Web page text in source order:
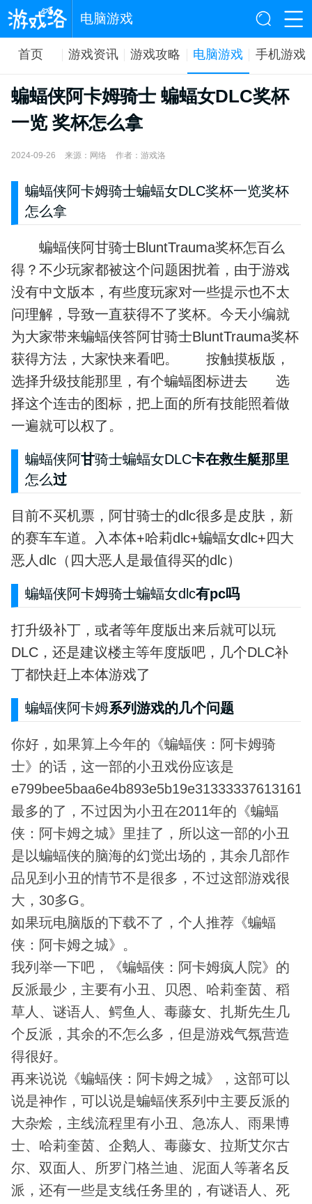
电脑游戏
首页 游戏资讯 游戏攻略 电脑游戏 手机游戏
蝙蝠侠阿卡姆骑士 蝙蝠女DLC奖杯
一览 奖杯怎么拿
2024-09-26 来源：网络 作者：游戏洛
蝙蝠侠阿卡姆骑士蝙蝠女DLC奖杯一览奖杯
怎么拿
蝙蝠侠阿甘骑士BluntTrauma奖杯怎百么
得？不少玩家都被这个问题困扰着，由于游戏
没有中文版本，有些度玩家对一些提示也不太
问理解，导致一直获得不了奖杯。今天小编就
为大家带来蝙蝠侠答阿甘骑士BluntTrauma奖杯
获得方法，大家快来看吧。 按触摸板版，
选择升级技能那里，有个蝙蝠图标进去 选
择这个连击的图标，把上面的所有技能照着做
一遍就可以权了。
蝙蝠侠阿甘骑士蝙蝠女DLC卡在救生艇那里
怎么过
目前不买机票，阿甘骑士的dlc很多是皮肤，新
的赛车车道。入本体+哈莉dlc+蝙蝠女dlc+四大
恶人dlc（四大恶人是最值得买的dlc）
蝙蝠侠阿卡姆骑士蝙蝠女dlc有pc吗
打升级补丁，或者等年度版出来后就可以玩
DLC，还是建议楼主等年度版吧，几个DLC补
丁都快赶上本体游戏了
蝙蝠侠阿卡姆系列游戏的几个问题
你好，如果算上今年的《蝙蝠侠：阿卡姆骑
士》的话，这一部的小丑戏份应该是
e799bee5baa6e4b893e5b19e31333337613161
最多的了，不过因为小丑在2011年的《蝙蝠
侠：阿卡姆之城》里挂了，所以这一部的小丑
是以蝙蝠侠的脑海的幻觉出场的，其余几部作
品见到小丑的情节不是很多，不过这部游戏很
大，30多G。
如果玩电脑版的下载不了，个人推荐《蝙蝠
侠：阿卡姆之城》。
我列举一下吧，《蝙蝠侠：阿卡姆疯人院》的
反派最少，主要有小丑、贝恩、哈莉奎茵、稻
草人、谜语人、鳄鱼人、毒藤女、扎斯先生几
个反派，其余的不怎么多，但是游戏气氛营造
得很好。
再来说说《蝙蝠侠：阿卡姆之城》，这部可以
说是神作，可以说是蝙蝠侠系列中主要反派的
大杂烩，主线流程里有小丑、急冻人、雨果博
士、哈莉奎茵、企鹅人、毒藤女、拉斯艾尔古
尔、双面人、所罗门格兰迪、泥面人等著名反
派，还有一些是支线任务里的，有谜语人、死